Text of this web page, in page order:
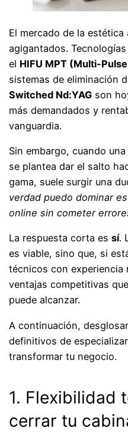
El mercado de la estética
agigantados.
el HIFU MPT (Multi-
sistemas de eliminación
Switched Nd:YAG son
más demandados y
vanguardia.
Sin embargo, cuando
se plantea dar el salto
gama, suele surgir una
verdad puedo dominar
online sin cometer
La respuesta corta essí.
es viable, sino que, si
técnicos con experiencia
ventajas competitivas
puede alcanzar.
A continuación,
definitivos de
transformar tu negocio.
1. Flexibilidad
cerrar tu